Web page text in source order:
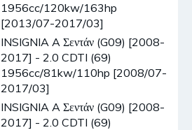
1956cc/120kw/163hp
[2013/07-2017/03]
INSIGNIA A Σεντάν (G09) [2008-
2017] - 2.0 CDTI (69)
1956cc/81kw/110hp [2008/07-
2017/03]
INSIGNIA A Σεντάν (G09) [2008-
2017] - 2.0 CDTI (69)